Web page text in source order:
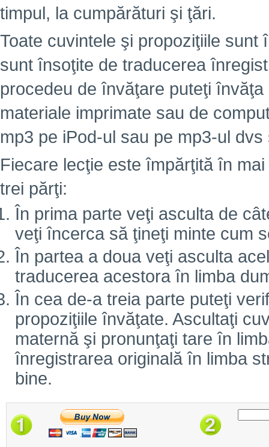
timpul, la cumpărături şi ţări.
Toate cuvintele şi propoziţiile
sunt însoţite de traducerea
procedeu de învăţare puteţi
materiale imprimate sau de
mp3 pe iPod-ul sau pe mp3-ul
Fiecare lecţie este împărţită în
trei părţi:
În prima parte veţi asculta de
veţi încerca să ţineţi minte cum
În partea a doua veţi asculta
traducerea acestora în limba
În cea de-a treia parte puteţi
propoziţiile învăţate. Ascultaţi
maternă şi pronunţaţi tare în
înregistrarea originală în limba
bine.